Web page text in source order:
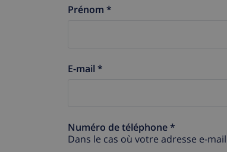
Prénom *
E-mail *
Numéro de téléphone *
Dans le cas où votre adresse e-